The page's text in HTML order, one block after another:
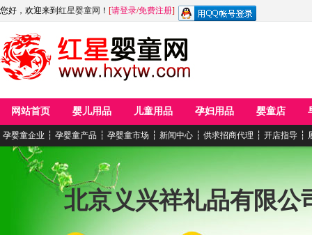
您好，欢迎来到 红星婴童网 ！ [请登录/免费注册]
网站首页 婴儿用品 儿童用品 孕妇用品 婴童店
孕婴童企业 ┆ 孕婴童产品 ┆ 孕婴童市场 ┆ 新闻中心 ┆ 供求招商代理 ┆ 开店指导 ┆
北京义兴祥礼品有限公